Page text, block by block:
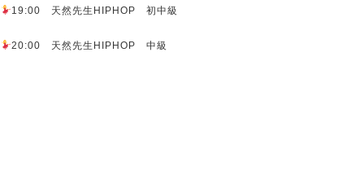
19:00 天然先生HIPHOP 初中級
20:00 天然先生HIPHOP 中級